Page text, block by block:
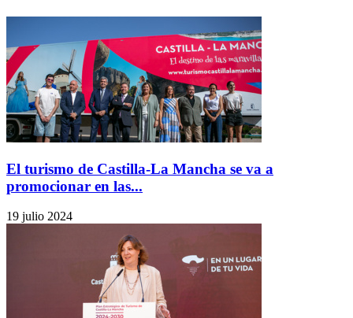
El turismo de Castilla-La Mancha se va a
promocionar en las...
19 julio 2024